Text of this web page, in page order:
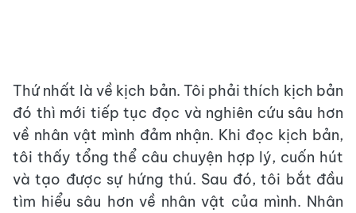
Thứ nhất là về kịch bản. Tôi phải thích kịch bản
đó thì mới tiếp tục đọc và nghiên cứu sâu hơn
về nhân vật mình đảm nhận. Khi đọc kịch bản,
tôi thấy tổng thể câu chuyện hợp lý, cuốn hút
và tạo được sự hứng thú. Sau đó, tôi bắt đầu
tìm hiểu sâu hơn về nhân vật của mình. Nhân